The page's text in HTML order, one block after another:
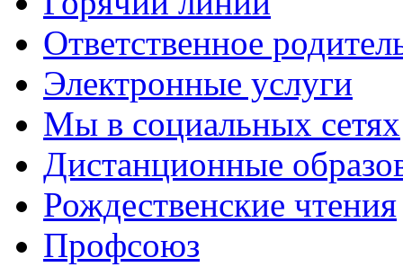
Ответственное
Электронные услуги
Мы в социальных сетях
Дистанционные
Рождественские чтения
Профсоюз